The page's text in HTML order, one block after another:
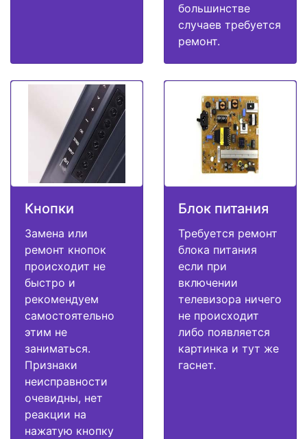
большинстве
случаев требуется
ремонт.
Кнопки
Замена или
ремонт кнопок
происходит не
быстро и
рекомендуем
самостоятельно
этим не
заниматься.
Признаки
неисправности
очевидны, нет
реакции на
нажатую кнопку
Блок питания
Требуется ремонт
блока питания
если при
включении
телевизора ничего
не происходит
либо появляется
картинка и тут же
гаснет.